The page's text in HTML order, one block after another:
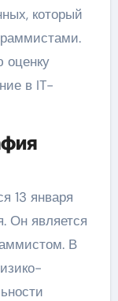
который
оценку
в IT-
13 января
Он является
В